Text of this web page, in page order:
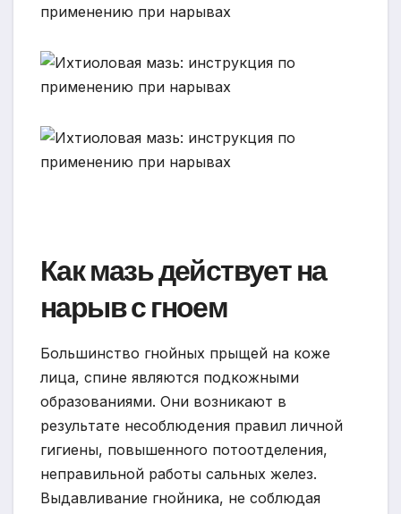
Как мазь действует на
нарыв с гноем
Большинство гнойных прыщей на коже
лица, спине являются подкожными
образованиями. Они возникают в
результате несоблюдения правил личной
гигиены, повышенного потоотделения,
неправильной работы сальных желез.
Выдавливание гнойника, не соблюдая